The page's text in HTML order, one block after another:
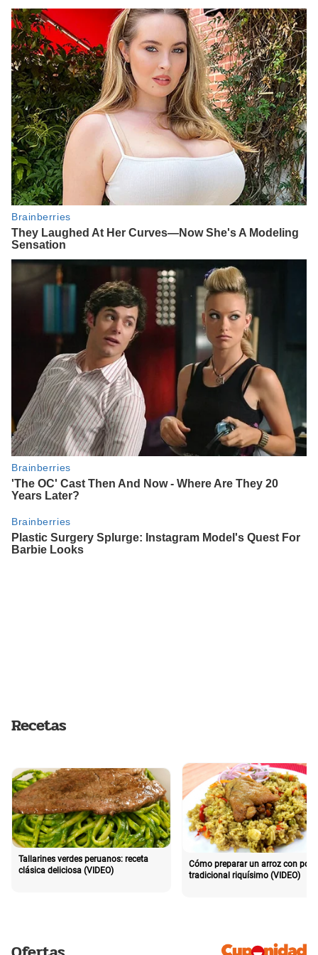
Recetas
Tallarines verdes peruanos: receta
clásica deliciosa (VIDEO)
Cómo preparar un arroz con pollo
tradicional riquísimo (VIDEO)